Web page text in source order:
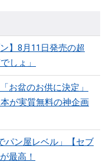
】8月11日発売の超
しょ」
お盆のお供に決定」
が実質無料の神企画
パン屋レベル」【セブ
最高！